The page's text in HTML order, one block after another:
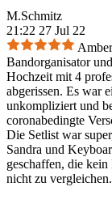
M.Schmitz
21:22 27 Jul 22
Bandorganisator
Hochzeit mit 4
abgerissen. Es war
unkompliziert und
coronabedingte
Die Setlist war
Sandra und
geschaffen, die
nicht zu vergleichen.